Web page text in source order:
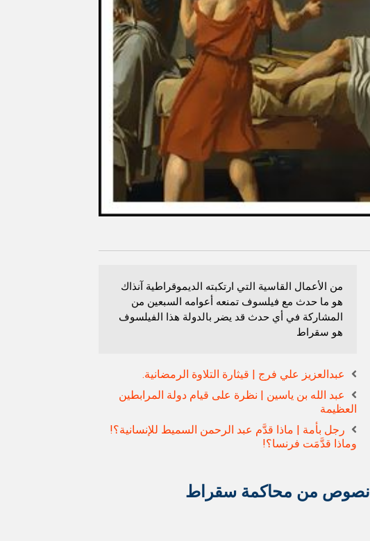
من الأعمال القاسية التي ارتكبته الديموقراطية آنذاك
هو ما حدث مع فيلسوف تمنعه أعوامه السبعين من
المشاركة في أي حدث قد يضر بالدولة هذا الفيلسوف
هو سقراط
عبدالعزيز علي فرج | قيثارة التلاوة الرمضانية.
عبد الله بن ياسين | نظرة على قيام دولة المرابطين
العظيمة
رجل بأمة | ماذا قدَّم عبد الرحمن السميط للإنسانية؟!
وماذا قدَّمَت فرنسا؟!
نصوص من محاكمة سقراط